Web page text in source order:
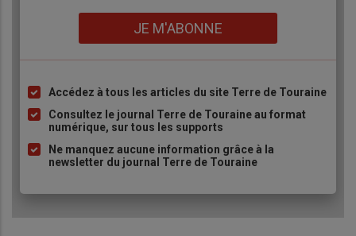
JE M'ABONNE
Liste
à
puce
Accédez à tous les articles du site Terre de Touraine
Consultez le journal Terre de Touraine au format
numérique, sur tous les supports
Ne manquez aucune information grâce à la
newsletter du journal Terre de Touraine